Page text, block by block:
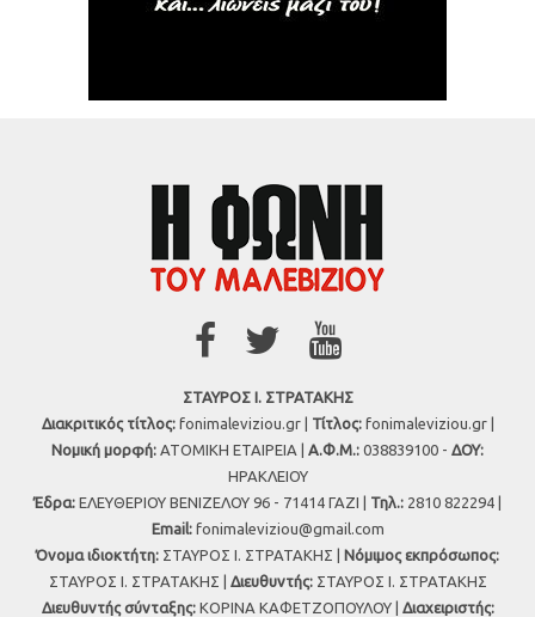
ΣΤΑΥΡΟΣ Ι. ΣΤΡΑΤΑΚΗΣ
Διακριτικός τίτλος:fonimaleviziou.gr | Τίτλος:fonimaleviziou.gr |
Νομική μορφή: ΑΤΟΜΙΚΗ ΕΤΑΙΡΕΙΑ | Α.Φ.Μ.: 038839100 - ΔΟΥ:
ΗΡΑΚΛΕΙΟΥ
Έδρα: ΕΛΕΥΘΕΡΙΟΥ ΒΕΝΙΖΕΛΟΥ 96 - 71414 ΓΑΖΙ | Τηλ.: 2810 822294 |
Εmail: fonimaleviziou@gmail.com
Όνομα ιδιοκτήτη: ΣΤΑΥΡΟΣ Ι. ΣΤΡΑΤΑΚΗΣ | Νόμιμος εκπρόσωπος:
ΣΤΑΥΡΟΣ Ι. ΣΤΡΑΤΑΚΗΣ | Διευθυντής:ΣΤΑΥΡΟΣ Ι. ΣΤΡΑΤΑΚΗΣ
Διευθυντής σύνταξης:ΚΟΡΙΝΑ ΚΑΦΕΤΖΟΠΟΥΛΟΥ | Διαχειριστής: